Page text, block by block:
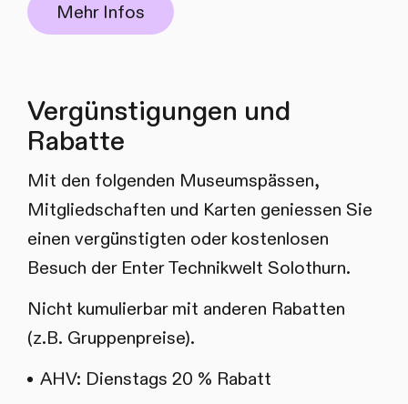
Mehr Infos
Vergünstigungen und
Rabatte
Mit den folgenden Museumspässen,
Mitgliedschaften und Karten geniessen Sie
einen vergünstigten oder kostenlosen
Besuch der Enter Technikwelt Solothurn.
Nicht kumulierbar mit anderen Rabatten
(z.B. Gruppenpreise).
AHV: Dienstags 20 % Rabatt